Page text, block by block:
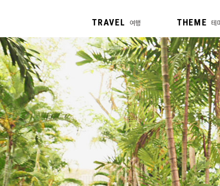
TRAVEL 여행 THEME 테